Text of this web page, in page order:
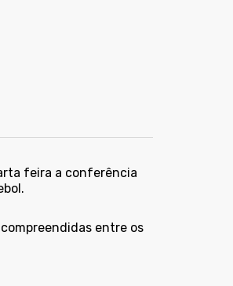
feira a conferência
entre os